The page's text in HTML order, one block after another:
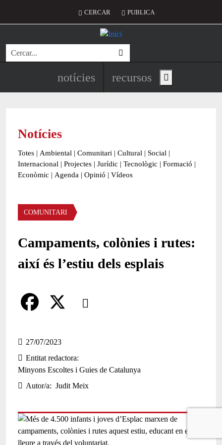
Menú del compte d'usuari
CERCAR PUBLICA
Cerca
Navegació principal de
notícies recursos Show main menu
Notícies
Totes | Ambiental | Comunitari | Cultural | Social |
Internacional | Projectes | Jurídic | Tecnològic | Formació |
Econòmic | Agenda | Opinió | Vídeos
Àmbit de la notícia
COMUNITARI
Campaments, colònies i rutes:
així és l’estiu dels esplais
Comparteix
a
c
o
o
27/07/2023
Entitat redactora
Minyons Escoltes i Guies de Catalunya
Autor/a
Judit Meix